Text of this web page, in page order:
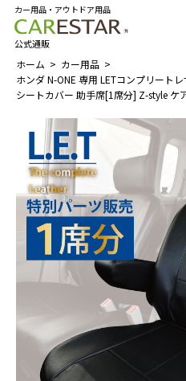
カー用品・アウトドア用品
公式通販
ホーム
カー用品
ホンダ N-ONE 専用 LETコンプリート
シートカバー 助手席[1席分] Z-style ケ